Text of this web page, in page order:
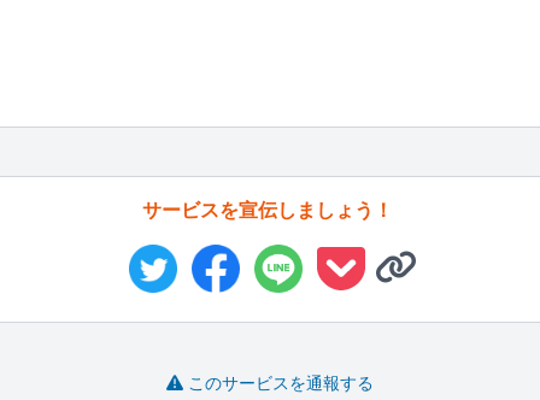
サービスを宣伝しましょう！
このサービスを通報する